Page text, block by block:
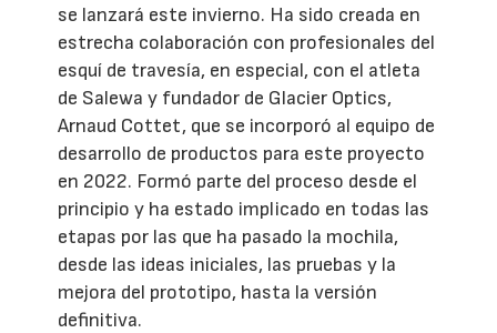
se lanzará este invierno. Ha sido creada en
estrecha colaboración con profesionales del
esquí de travesía, en especial, con el atleta
de Salewa y fundador de Glacier Optics,
Arnaud Cottet, que se incorporó al equipo de
desarrollo de productos para este proyecto
en 2022. Formó parte del proceso desde el
principio y ha estado implicado en todas las
etapas por las que ha pasado la mochila,
desde las ideas iniciales, las pruebas y la
mejora del prototipo, hasta la versión
definitiva.